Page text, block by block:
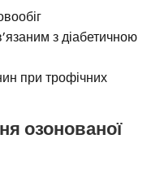
з діабетичною
при трофічних
озонованої